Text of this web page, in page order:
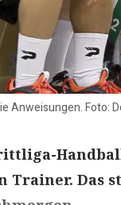
Anweisungen. Foto:
Trainer. Das